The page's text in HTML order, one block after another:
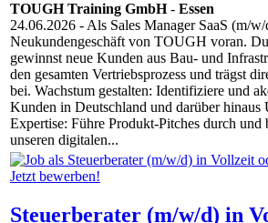
TOUGH Training GmbH- Essen
24.06.2026 - Als Sales Manager SaaS (m/
Neukundengeschäft von TOUGH voran.
gewinnst neue Kunden aus Bau- und
den gesamten Vertriebsprozess und trägst
bei. Wachstum gestalten: Identifiziere und
Kunden in Deutschland und darüber hinaus
Expertise: Führe Produkt-Pitches durch und
unseren digitalen...
Steuerberater (m/w/d) in